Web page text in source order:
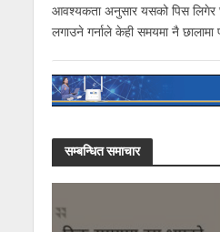
आवश्यकता अनुसार यसको पिस लिगेर
लगाउने गर्नाले केही समयमा नै
सम्बन्धित समाचार